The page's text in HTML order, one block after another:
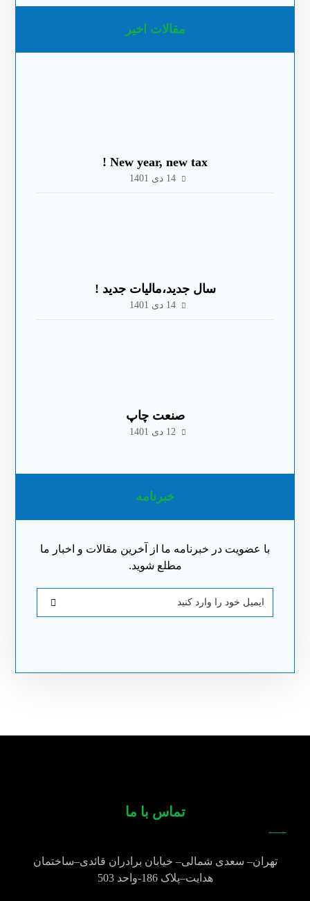
مقالات اخیر
New year, new tax !
14 دی 1401
سال جدید،مالیات جدید !
14 دی 1401
صنعت چاپ
12 دی 1401
خبرنامه
با عضویت در خبرنامه ما از آخرین مقالات و اخبار ما
مطلع شوید.
تماس با ما
تهران– سعدی شمالی– خیابان برادران قائدی–ساختمان
هدایت–پلاک 186- واحد 503